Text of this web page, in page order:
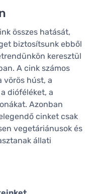
összes hatását,
biztosítsunk ebből
keresztül
A cink számos
vörös húst, a
dióféléket, a
Azonban
cinket csak
vegetáriánusok és
állati